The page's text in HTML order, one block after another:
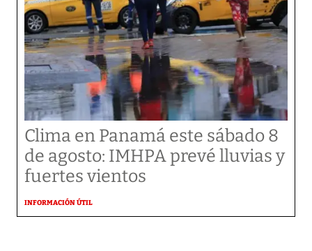
Clima en Panamá este sábado 8
de agosto: IMHPA prevé lluvias y
fuertes vientos
INFORMACIÓN ÚTIL